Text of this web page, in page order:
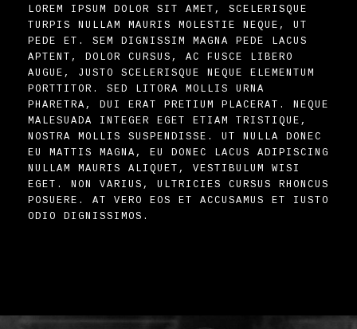
LOREM IPSUM DOLOR SIT AMET, SCELERISQUE
TURPIS NULLAM MAURIS MOLESTIE NEQUE, UT
PEDE ET. SEM DIGNISSIM MAGNA PEDE LACUS
APTENT, DOLOR CURSUS, AC FUSCE LIBERO
AUGUE, JUSTO SCELERISQUE NEQUE ELEMENTUM
PORTTITOR. SED LITORA MOLLIS URNA
PHARETRA, DUI ERAT PRETIUM PLACERAT. NEQUE
MALESUADA INTEGER EGET ETIAM TRISTIQUE,
NOSTRA MOLLIS SUSPENDISSE. UT NULLA DONEC
EU MATTIS MAGNA, EU DONEC LACUS ADIPISCING
NULLAM MAURIS ALIQUET, VESTIBULUM WISI
EGET. NON VARIUS, ULTRICIES CURSUS RHONCUS
POSUERE. AT VERO EOS ET ACCUSAMUS ET IUSTO
ODIO DIGNISSIMOS.